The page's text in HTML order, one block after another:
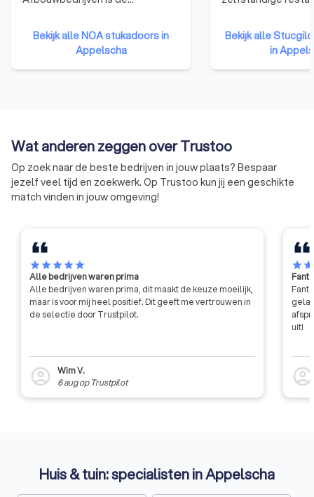
ondernemers van een
stukadoors-, vloeren-, terrazzo-,
natuursteenbewerking-,
blokkenstel-, plafond- en
Bekijk alle NOA stukadoors in
Appelscha
en kunde willen
en vergroten. Het
de kwaliteit van
decoratief
Bekijk alle
in
Wat anderen zeggen over Trustoo
Op zoek naar de beste bedrijven in jouw plaats? Bespaar
jezelf veel tijd en zoekwerk. Op Trustoo kun jij een geschikte
match vinden in jouw omgeving!
starstarstarstarstar
Alle bedrijven waren prima
Alle bedrijven waren prima, dit maakt de keuze moeilijk,
maar is voor mij heel positief. Dit geeft me vertrouwen in
de selectie door Trustpilot.
account_circle
Wim V.
6 augop Trustpilot
starstar
uit!
account_circle
Huis & tuin: specialisten in Appelscha